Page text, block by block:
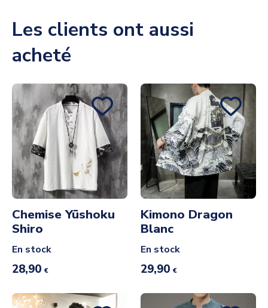
Les clients ont aussi
acheté
Chemise Yūshoku
Shiro
En stock
28,90 €
Kimono Dragon
Blanc
En stock
29,90 €